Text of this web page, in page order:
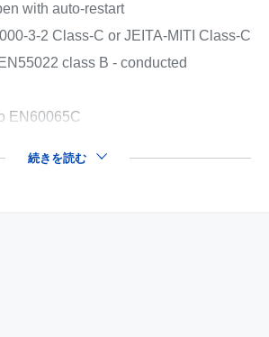
with auto-restart
3-2 Class-C or JEITA-MITI Class-C
class B - conducted
EN60065C
続きを読む